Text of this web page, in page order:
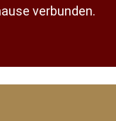
verbunden.